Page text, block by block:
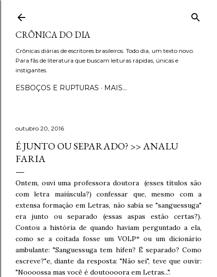
CRÔNICA DO DIA
Crônicas diárias de escritores brasileiros. Todo dia, um texto novo.
Para fãs de literatura que buscam leituras rápidas, únicas e
instigantes.
ESBOÇOS E RUPTURAS MAIS…
outubro 20, 2016
É JUNTO OU SEPARADO? >> ANALU
FARIA
Ontem, ouvi uma professora doutora (esses títulos são
com letra maiúscula?) confessar que, mesmo com a
extensa formação em Letras, não sabia se "sanguessuga"
era junto ou separado (essas aspas estão certas?).
Contou a história de quando haviam perguntado a ela,
como se a coitada fosse um VOLP* ou um dicionário
ambulante: "Sanguessuga tem hífen? É separado? Como
escreve?"e, diante da resposta: "Não sei", teve que ouvir:
"Noooossa mas você é doutoooora em Letras...".